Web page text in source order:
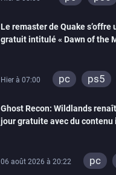
Le remaster de Quake s’offre
gratuit intitulé « Dawn of the
Hier à 07:00 pc ps5
xbox one
Ghost Recon: Wildlands
jour gratuite avec du contenu
06 août 2026 à 20:22 pc